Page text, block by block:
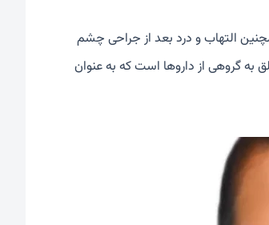
التهاب و درد بعد از جراحی چشم
به گروهی از داروها است که به عنوان